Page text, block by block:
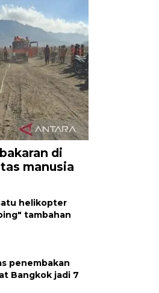
di
manusia
helikopter
tambahan
penembakan
Bangkok jadi 7